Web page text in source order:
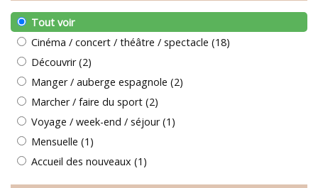
Tout voir
Cinéma / concert / théâtre / spectacle (18)
Découvrir (2)
Manger / auberge espagnole (2)
Marcher / faire du sport (2)
Voyage / week-end / séjour (1)
Mensuelle (1)
Accueil des nouveaux (1)